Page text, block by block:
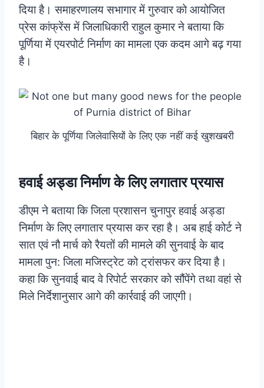
दिया है। समाहरणालय सभागार में गुरुवार को आयोजित
प्रेस कांफ्रेंस में जिलाधिकारी राहुल कुमार ने बताया कि
पूर्णिया में एयरपोर्ट निर्माण का मामला एक कदम आगे बढ़ गया
है।
बिहार के पूर्णिया जिलेवासियों के लिए एक नहीं कई खुशखबरी
हवाई अड्डा निर्माण के लिए लगातार प्रयास
डीएम ने बताया कि जिला प्रशासन चुनापुर हवाई अड्डा
निर्माण के लिए लगातार प्रयास कर रहा है। अब हाई कोर्ट ने
सात एवं नौ मार्च को रैयतों की मामले की सुनवाई के बाद
मामला पुन: जिला मजिस्ट्रेट को ट्रांसफर कर दिया है।
कहा कि सुनवाई बाद वे रिपोर्ट सरकार को सौंपेंगे तथा वहां से
मिले निर्देशानुसार आगे की कार्रवाई की जाएगी।